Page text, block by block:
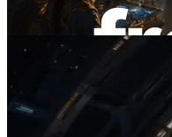
Lees dit artikel